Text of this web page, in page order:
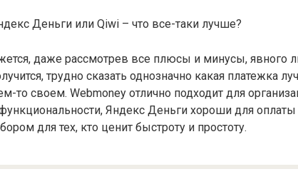
Деньги или Qiwi – что все-таки лучше?
даже рассмотрев все плюсы и минусы, явного
трудно сказать однозначно какая платежка
то своем. Webmoney отлично подходит для
Яндекс Деньги хороши для оплаты
для тех, кто ценит быстроту и простоту.